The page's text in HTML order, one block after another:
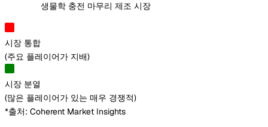
생물학 충전 마무리 제조 시장
시장 통합
(주요 플레이어가 지배)
시장 분열
(많은 플레이어가 있는 매우 경쟁적)
*출처: Coherent Market Insights